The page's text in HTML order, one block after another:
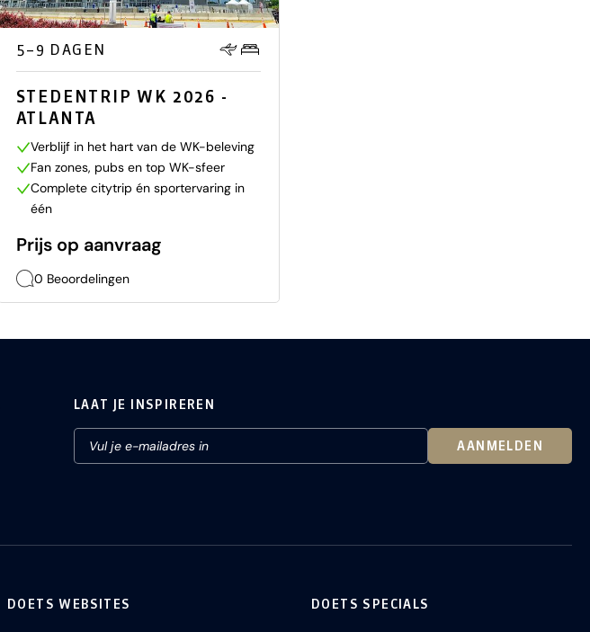
5–9 DAGEN
STEDENTRIP WK 2026 -
ATLANTA
Verblijf in het hart van de WK-beleving
Fan zones, pubs en top WK-sfeer
Complete citytrip én sportervaring in
één
Prijs op aanvraag
0 Beoordelingen
LAAT JE INSPIREREN
AANMELDEN
DOETS WEBSITES DOETS SPECIALS